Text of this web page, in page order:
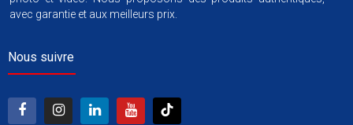
avec garantie et aux meilleurs prix.
Nous suivre